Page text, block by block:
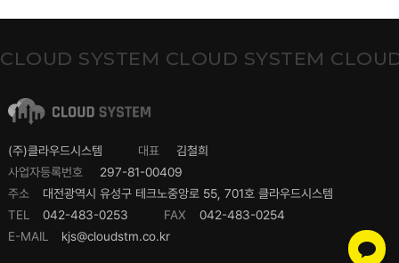
CLOUD SYSTEM CLOUD SYSTEM
(주)클라우드시스템 대표
김철희
사업자등록번호
297-81-00409
주소
대전광역시 유성구 테크노중앙로 55, 701호 클라우드시스템
TEL
042-483-0253 FAX
042-483-0254
E-MAIL
kjs@cloudstm.co.kr